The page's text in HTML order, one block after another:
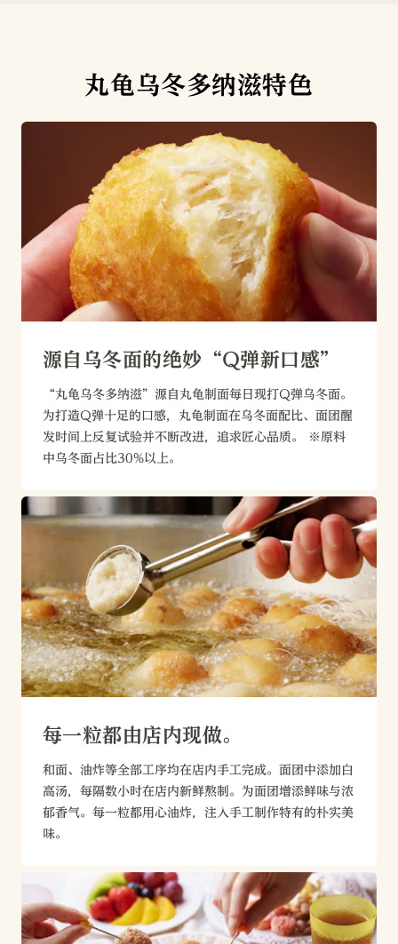
丸龟乌冬多纳滋特色
源自乌冬面的绝妙“Q弹新口感”
“丸龟乌冬多纳滋”源自丸龟制面每日现打Q弹乌冬面。
为打造Q弹十足的口感，丸龟制面在乌冬面配比、面团醒
发时间上反复试验并不断改进，追求匠心品质。 ※原料
中乌冬面占比30%以上。
每一粒都由店内现做。
和面、油炸等全部工序均在店内手工完成。面团中添加白
高汤，每隔数小时在店内新鲜熬制。为面团增添鲜味与浓
郁香气。每一粒都用心油炸，注入手工制作特有的朴实美
味。